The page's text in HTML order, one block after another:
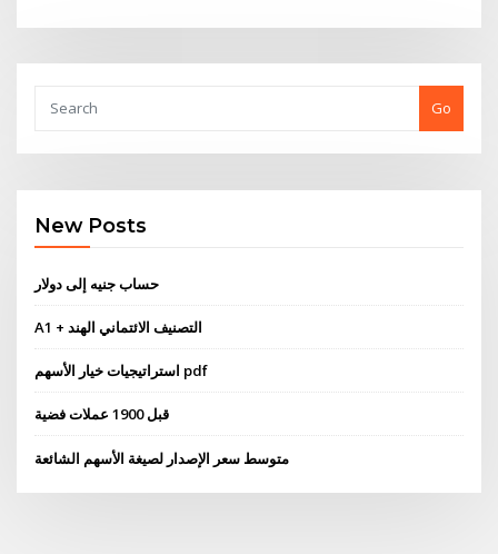
Go
New Posts
حساب جنيه إلى دولار
A1 + التصنيف الائتماني الهند
استراتيجيات خيار الأسهم pdf
قبل 1900 عملات فضية
متوسط ​​سعر الإصدار لصيغة الأسهم الشائعة